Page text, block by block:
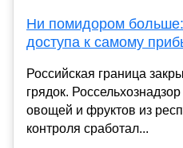
Ни помидором
доступа к самому
Российская граница
грядок.
овощей и фруктов из
контроля сработал...